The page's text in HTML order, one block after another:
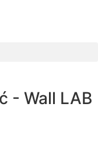
- Wall LAB